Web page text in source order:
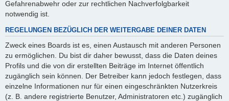
Gefahrenabwehr oder zur rechtlichen Nachverfolgbarkeit
notwendig ist.
REGELUNGEN BEZÜGLICH DER WEITERGABE DEINER DATEN
Zweck eines Boards ist es, einen Austausch mit anderen Personen
zu ermöglichen. Du bist dir daher bewusst, dass die Daten deines
Profils und die von dir erstellten Beiträge im Internet öffentlich
zugänglich sein können. Der Betreiber kann jedoch festlegen, dass
einzelne Informationen nur für einen eingeschränkten Nutzerkreis
(z. B. andere registrierte Benutzer, Administratoren etc.) zugänglich